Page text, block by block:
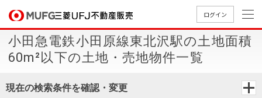
ログイン
買いたい
売りたい
小田急電鉄小田原線東北沢駅の土地面積
60m²以下の土地・売地物件一覧
現在の検索条件を確認・変更